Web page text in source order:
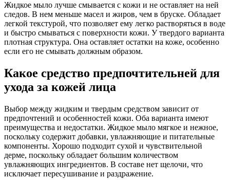
Жидкое мыло лучше смывается с кожи и не оставляет на ней
следов. В нем меньше масел и жиров, чем в бруске. Обладает
легкой текстурой, что позволяет ему легко растворяться в воде
и быстро смываться с поверхности кожи. У твердого варианта
плотная структура. Она оставляет остатки на коже, особенно
если его не смывать должным образом.
Какое средство предпочтительней для
ухода за кожей лица
Выбор между жидким и твердым средством зависит от
предпочтений и особенностей кожи. Оба варианта имеют
преимущества и недостатки. Жидкое мыло мягкое и нежное,
поскольку содержит добавки, увлажняющие и питательные
компоненты. Хорошо подходит сухой и чувствительной
дерме, поскольку обладает большим количеством
увлажняющих ингредиентов. В составе нет щелочи, что
исключает пересушивание и раздражение.